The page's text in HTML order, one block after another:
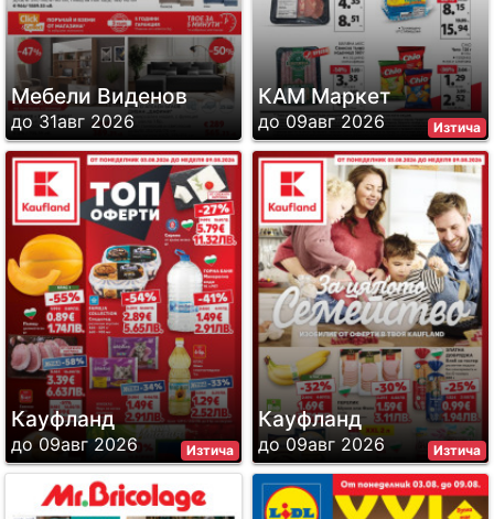
Мебели Виденов
до 31авг 2026 Изтича
КАМ Маркет
до 09авг 2026
Изтича
Кауфланд
до 09авг 2026 Изтича
Кауфланд
до 09авг 2026